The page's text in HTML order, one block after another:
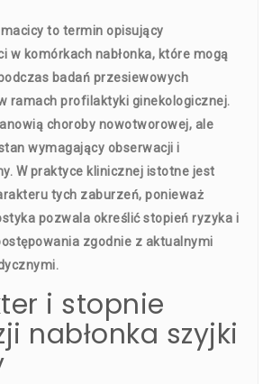
to termin opisujący
w komórkach nabłonka, które mogą
badań przesiewowych
ramach profilaktyki ginekologicznej.
choroby nowotworowej, ale
wymagający obserwacji i
W praktyce klinicznej istotne jest
tych zaburzeń, ponieważ
pozwala określić stopień ryzyka i
zgodnie z aktualnymi
i stopnie
nabłonka szyjki